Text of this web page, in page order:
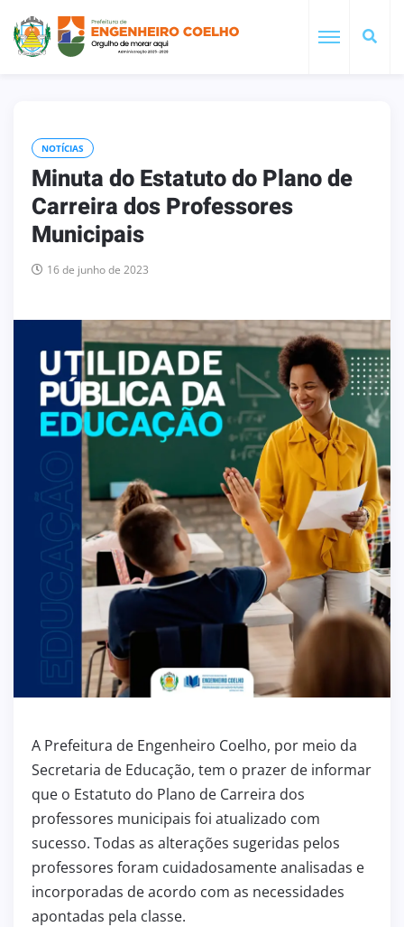
NOTÍCIAS
Minuta do Estatuto do Plano de
Carreira dos Professores
Municipais
16 de junho de 2023
A Prefeitura de Engenheiro Coelho, por meio da
Secretaria de Educação, tem o prazer de informar
que o Estatuto do Plano de Carreira dos
professores municipais foi atualizado com
sucesso. Todas as alterações sugeridas pelos
professores foram cuidadosamente analisadas e
incorporadas de acordo com as necessidades
apontadas pela classe.